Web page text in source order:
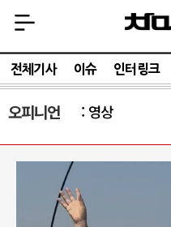
전체기사 이슈 인터링크
오피니언 영상